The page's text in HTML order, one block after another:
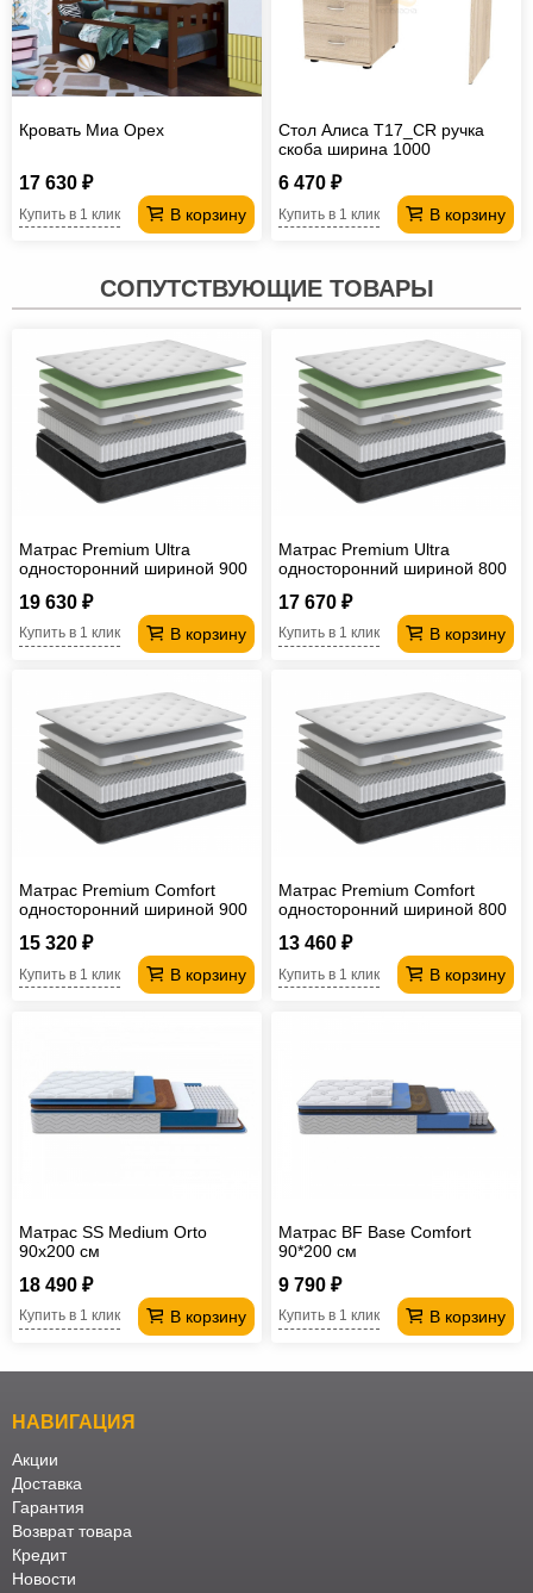
Кровать Миа Орех
17 630 ₽
В корзину
Купить в 1 клик
Стол Алиса T17_CR ручка
скоба ширина 1000
6 470 ₽
В корзину
Купить в 1 клик
СОПУТСТВУЮЩИЕ ТОВАРЫ
Матрас Premium Ultra
односторонний шириной 900
19 630 ₽
В корзину
Купить в 1 клик
Матрас Premium Ultra
односторонний шириной 800
17 670 ₽
В корзину
Купить в 1 клик
Матрас Premium Comfort
односторонний шириной 900
15 320 ₽
В корзину
Купить в 1 клик
Матрас Premium Comfort
односторонний шириной 800
13 460 ₽
В корзину
Купить в 1 клик
Матрас SS Medium Orto
90х200 см
18 490 ₽
В корзину
Купить в 1 клик
Матрас BF Base Comfort
90*200 см
9 790 ₽
В корзину
Купить в 1 клик
НАВИГАЦИЯ
Акции
Доставка
Гарантия
Возврат товара
Кредит
Новости